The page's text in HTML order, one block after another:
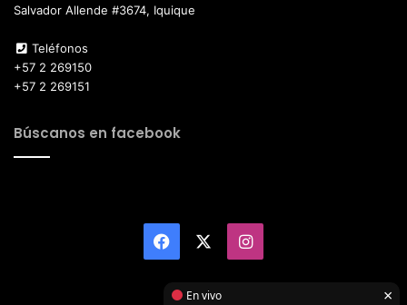
Salvador Allende #3674, Iquique
Teléfonos
+57 2 269150
+57 2 269151
Búscanos en facebook
Facebook Instagram
En vivo ×